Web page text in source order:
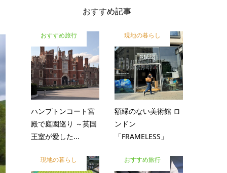
おすすめ記事
おすすめ旅行
ハンプトンコート宮
殿で庭園巡り ～英国
王室が愛した...
現地の暮らし
額縁のない美術館 ロ
ンドン
「FRAMELESS」
現地の暮らし おすすめ旅行